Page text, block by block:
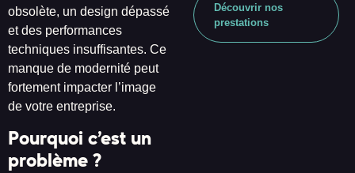
obsolète, un design dépassé
et des performances
techniques insuffisantes. Ce
manque de modernité peut
fortement impacter l’image
de votre entreprise.
Pourquoi c’est un
problème ?
Découvrir nos
prestations